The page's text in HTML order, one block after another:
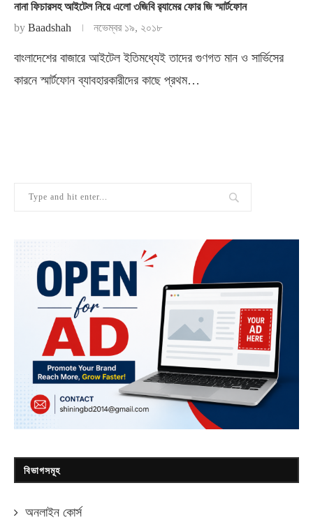
নানা ফিচারসহ আইটেল নিয়ে এলো ৩জিবি র‍্যামের ফোর জি স্মার্টফোন
by Baadshah নভেম্বর ১৯, ২০১৮
বাংলাদেশের বাজারে আইটেল ইতিমধ্যেই তাদের গুণগত মান ও সার্ভিসের
কারনে স্মার্টফোন ব্যাবহারকারীদের কাছে প্রথম…
বিভাগসমূহ
অনলাইন কোর্স